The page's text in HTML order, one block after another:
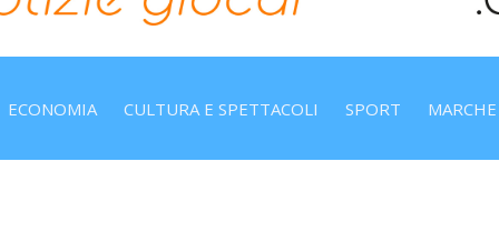
ECONOMIA CULTURA E SPETTACOLI SPORT MARCHE